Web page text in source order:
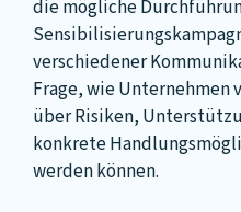
die mögliche
verschiedener
Frage, wie Unternehmen
über Risiken,
konkrete
werden können.